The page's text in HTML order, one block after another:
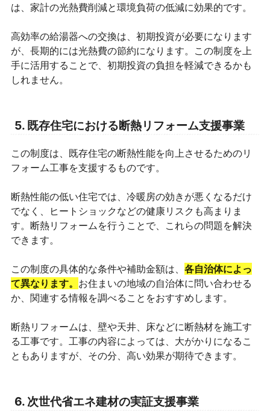
は、家計の光熱費削減と環境負荷の低減に効果的です。
高効率の給湯器への交換は、初期投資が必要になります
が、長期的には光熱費の節約になります。この制度を上
手に活用することで、初期投資の負担を軽減できるかも
しれません。
5. 既存住宅における断熱リフォーム支援事業
この制度は、既存住宅の断熱性能を向上させるためのリ
フォーム工事を支援するものです。
断熱性能の低い住宅では、冷暖房の効きが悪くなるだけ
でなく、ヒートショックなどの健康リスクも高まりま
す。断熱リフォームを行うことで、これらの問題を解決
できます。
この制度の具体的な条件や補助金額は、 各自治体によっ
て異なります。 お住まいの地域の自治体に問い合わせる
か、関連する情報を調べることをおすすめします。
断熱リフォームは、壁や天井、床などに断熱材を施工す
る工事です。工事の内容によっては、大がかりになるこ
ともありますが、その分、高い効果が期待できます。
6. 次世代省エネ建材の実証支援事業